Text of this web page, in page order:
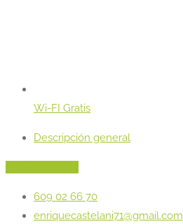
Wi-FI Gratis
Descripción general
609 02 66 70
enriquecastelani71@gmail.com